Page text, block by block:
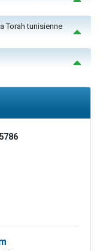
Torah tunisienne